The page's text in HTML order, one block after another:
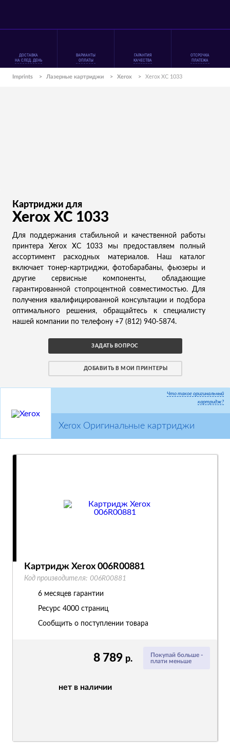
ДОСТАВКА
НА СЛЕД. ДЕНЬ
ВАРИАНТЫ
ОПЛАТЫ
ГАРАНТИЯ
КАЧЕСТВА
ОТСРОЧКА
ПЛАТЕЖА
Imprints > Лазерные картриджи > Xerox > Xerox XC 1033
Картриджи для
Xerox XC 1033
Для поддержания стабильной и качественной работы
принтера Xerox XC 1033 мы предоставляем полный
ассортимент расходных материалов. Наш каталог
включает тонер-картриджи, фотобарабаны, фьюзеры и
другие сервисные компоненты, обладающие
гарантированной стопроцентной совместимостью. Для
получения квалифицированной консультации и подбора
оптимального решения, обращайтесь к специалисту
нашей компании по телефону +7 (812) 940-5874.
ЗАДАТЬ ВОПРОС
ДОБАВИТЬ В МОИ ПРИНТЕРЫ
Что такое оригинальный
картридж?
Xerox Оригинальные картриджи
Покупай больше -
плати меньше
8 789 р.
нет в наличии
Картридж Xerox 006R00881
Код производителя: 006R00881
6 месяцев гарантии
Ресурс 4000 страниц
Сообщить о поступлении товара